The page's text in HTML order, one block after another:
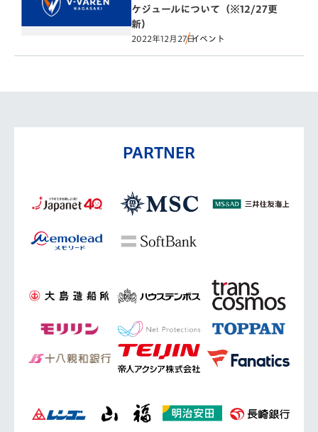
ケジュールについて（※12/27更
新）
2022年12月27日イベント
PARTNER